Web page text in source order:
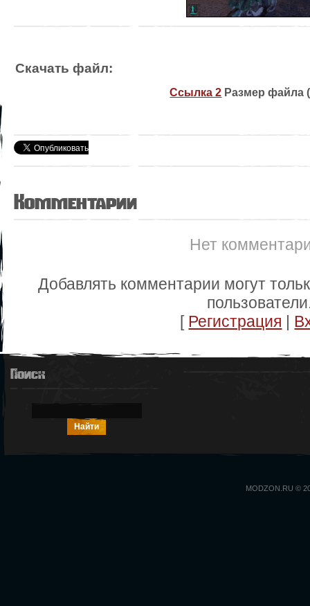
Скачать файл:
Ссылка 2 Размер файла
Комментарии
Нет
Добавлять комментарии могут
[ Регистрация |
Поиск
MODZON.RU ©